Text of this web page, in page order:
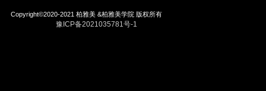
Copyright©2020-2021 柏雅美 &柏雅美学院 版权所有
豫ICP备2021035781号-1